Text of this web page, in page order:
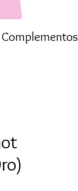
Complementos